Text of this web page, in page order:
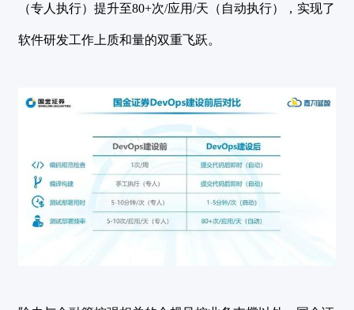
（专人执行）提升至80+次/应用/天（自动执行），实现了
软件研发工作上质和量的双重飞跃。